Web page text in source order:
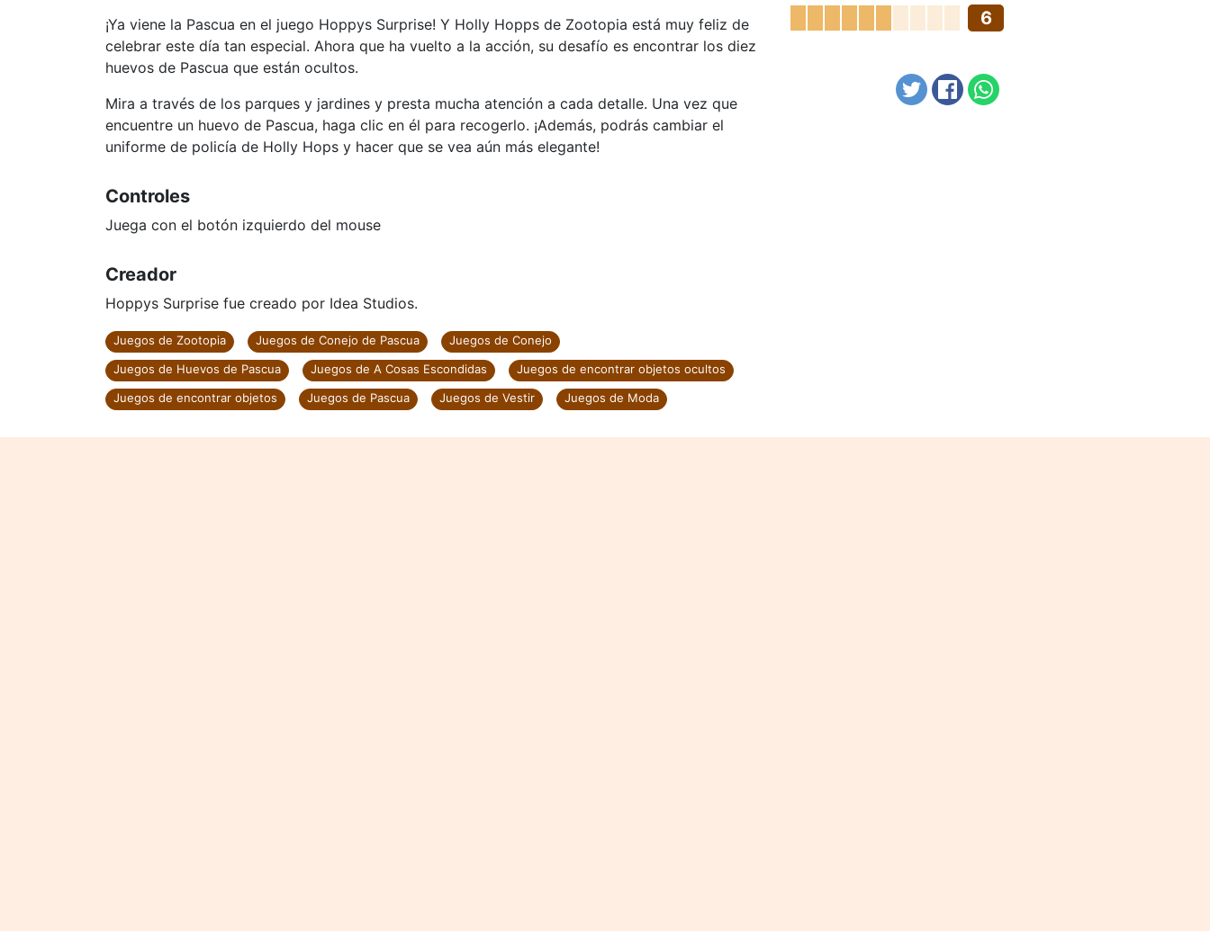
¡Ya viene la Pascua en el juego Hoppys Surprise! Y Holly Hopps de Zootopia está muy feliz de
celebrar este día tan especial. Ahora que ha vuelto a la acción, su desafío es encontrar los diez
huevos de Pascua que están ocultos.
Mira a través de los parques y jardines y presta mucha atención a cada detalle. Una vez que
encuentre un huevo de Pascua, haga clic en él para recogerlo. ¡Además, podrás cambiar el
uniforme de policía de Holly Hops y hacer que se vea aún más elegante!
Controles
Juega con el botón izquierdo del mouse
Creador
Hoppys Surprise fue creado por Idea Studios.
Juegos de Zootopia Juegos de Conejo de Pascua
Juegos de Conejo
Juegos de Huevos de Pascua
Juegos de A Cosas Escondidas
Juegos de encontrar objetos ocultos
Juegos de encontrar objetos
Juegos de Pascua Juegos de Vestir Juegos de Moda
6